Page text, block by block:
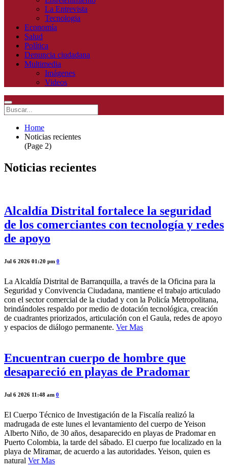
La Entrevista
Tecnologia
Economía
Salud
Política
Denuncia ciudadana
Multimedia
Imágenes
Videos
Home
Noticias recientes
(Page 2)
Noticias recientes
Alcaldía Distrital fortalece la seguridad
de los comerciantes con tecnología y redes
de apoyo
Jul 6 2026 01:20 pm 0
La Alcaldía Distrital de Barranquilla, a través de la Oficina para la
Seguridad y Convivencia Ciudadana, mantiene el trabajo articulado
con el sector comercial de la ciudad y con la Policía Metropolitana,
brindándoles respaldo por medio de dotación tecnológica, creación
de cuadrantes priorizados, articulación con el Gaula, redes de apoyo
y espacios de diálogo permanente. Ver Mas
Encuentran cuerpo de hombre que
desapareció en playas de Pradomar
Jul 6 2026 11:48 am 0
El Cuerpo Técnico de Investigación de la Fiscalía realizó la
madrugada de este lunes el levantamiento del cuerpo de Yeison
Alberto Niño, de 30 años, desaparecido en playas de Pradomar en
Puerto Colombia, la tarde del sábado. El cuerpo fue localizado en la
playa de Miramar, de acuerdo a las autoridades. Yeison, quien es
natural Ver Mas